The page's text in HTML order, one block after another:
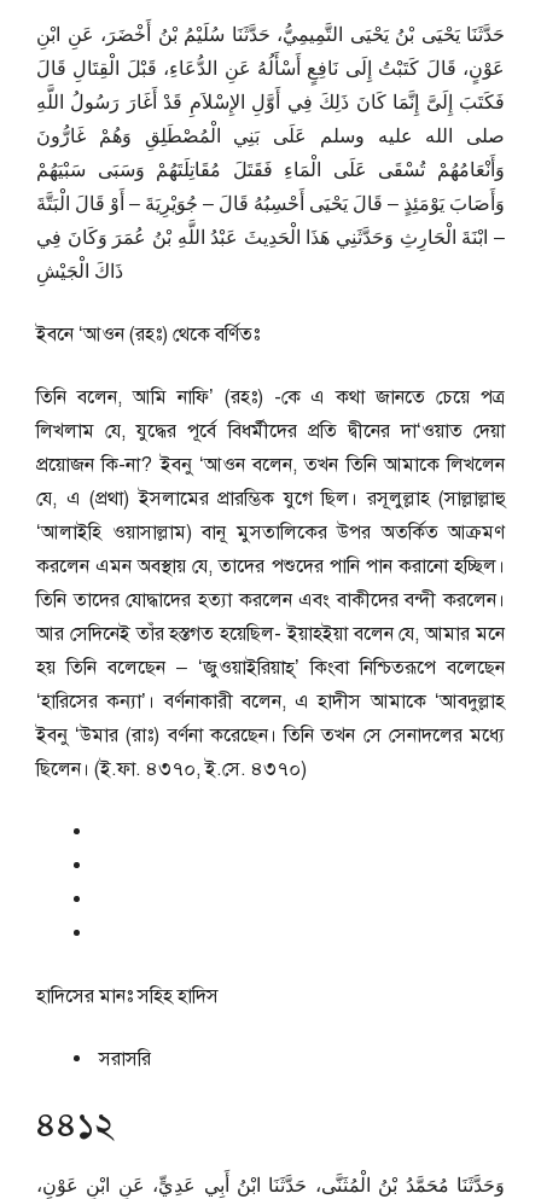
حَدَّثَنَا يَحْيَى بْنُ يَحْيَى التَّمِيمِيُّ، حَدَّثَنَا سُلَيْمُ بْنُ أَخْضَرَ، عَنِ ابْنِ
عَوْنٍ، قَالَ كَتَبْتُ إِلَى نَافِعٍ أَسْأَلُهُ عَنِ الدُّعَاءِ، قَبْلَ الْقِتَالِ قَالَ
فَكَتَبَ إِلَىَّ إِنَّمَا كَانَ ذَلِكَ فِي أَوَّلِ الإِسْلاَمِ قَدْ أَغَارَ رَسُولُ اللَّهِ
صلى الله عليه وسلم عَلَى بَنِي الْمُصْطَلِقِ وَهُمْ غَارُّونَ
وَأَنْعَامُهُمْ تُسْقَى عَلَى الْمَاءِ فَقَتَلَ مُقَاتِلَتَهُمْ وَسَبَى سَبْيَهُمْ
وَأَصَابَ يَوْمَئِذٍ – قَالَ يَحْيَى أَحْسِبُهُ قَالَ – جُوَيْرِيَةَ – أَوْ قَالَ الْبَتَّةَ
– ابْنَةَ الْحَارِثِ وَحَدَّثَنِي هَذَا الْحَدِيثَ عَبْدُ اللَّهِ بْنُ عُمَرَ وَكَانَ فِي
ذَاكَ الْجَيْشِ
ইবনে ‘আওন (রহঃ) থেকে বর্ণিতঃ
তিনি বলেন, আমি নাফি’ (রহঃ) -কে এ কথা জানতে চেয়ে পত্র
লিখলাম যে, যুদ্ধের পূর্বে বিধর্মীদের প্রতি দ্বীনের দা‘ওয়াত দেয়া
প্রয়োজন কি-না? ইবনু ‘আওন বলেন, তখন তিনি আমাকে লিখলেন
যে, এ (প্রথা) ইসলামের প্রারম্ভিক যুগে ছিল। রসূলুল্লাহ (সাল্লাল্লাহু
‘আলাইহি ওয়াসাল্লাম) বানূ মুসতালিকের উপর অতর্কিত আক্রমণ
করলেন এমন অবস্থায় যে, তাদের পশুদের পানি পান করানো হচ্ছিল।
তিনি তাদের যোদ্ধাদের হত্যা করলেন এবং বাকীদের বন্দী করলেন।
আর সেদিনেই তাঁর হস্তগত হয়েছিল- ইয়াহইয়া বলেন যে, আমার মনে
হয় তিনি বলেছেন – ‘জুওয়াইরিয়াহ্’ কিংবা নিশ্চিতরূপে বলেছেন
‘হারিসের কন্যা’। বর্ণনাকারী বলেন, এ হাদীস আমাকে ‘আবদুল্লাহ
ইবনু ‘উমার (রাঃ) বর্ণনা করেছেন। তিনি তখন সে সেনাদলের মধ্যে
ছিলেন। (ই.ফা. ৪৩৭০, ই.সে. ৪৩৭০)
হাদিসের মানঃসহিহ হাদিস
সরাসরি
৪৪১২
وَحَدَّثَنَا مُحَمَّدُ بْنُ الْمُثَنَّى، حَدَّثَنَا ابْنُ أَبِي عَدِيٍّ، عَنِ ابْنِ عَوْنٍ،